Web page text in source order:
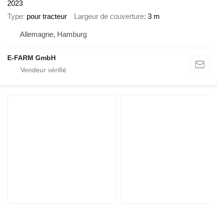
2023
Type pour tracteur Largeur de couverture 3 m
Allemagne, Hamburg
E-FARM GmbH